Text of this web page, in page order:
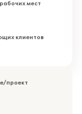
мест
клиентов
проект